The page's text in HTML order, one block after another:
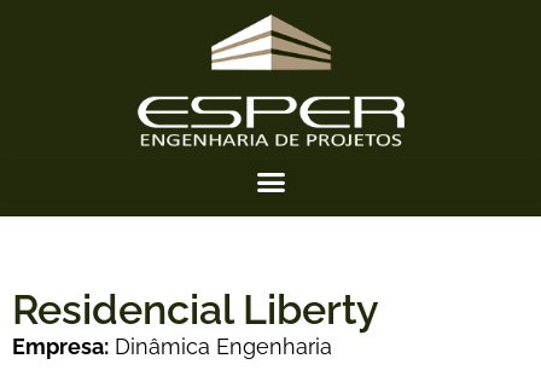
Residencial Liberty
Empresa: Dinâmica Engenharia